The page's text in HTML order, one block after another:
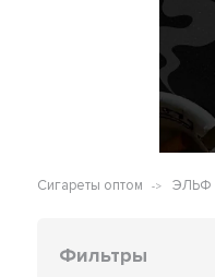
Сигареты оптом ЭЛЬФ
Фильтры